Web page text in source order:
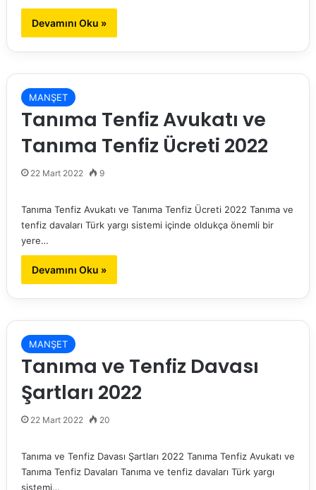
Devamını Oku »
MANŞET
Tanıma Tenfiz Avukatı ve
Tanıma Tenfiz Ücreti 2022
22 Mart 2022 9
Tanıma Tenfiz Avukatı ve Tanıma Tenfiz Ücreti 2022 Tanıma ve
tenfiz davaları Türk yargı sistemi içinde oldukça önemli bir
yere…
Devamını Oku »
MANŞET
Tanıma ve Tenfiz Davası
Şartları 2022
22 Mart 2022 20
Tanıma ve Tenfiz Davası Şartları 2022 Tanıma Tenfiz Avukatı ve
Tanıma Tenfiz Davaları Tanıma ve tenfiz davaları Türk yargı
sistemi…